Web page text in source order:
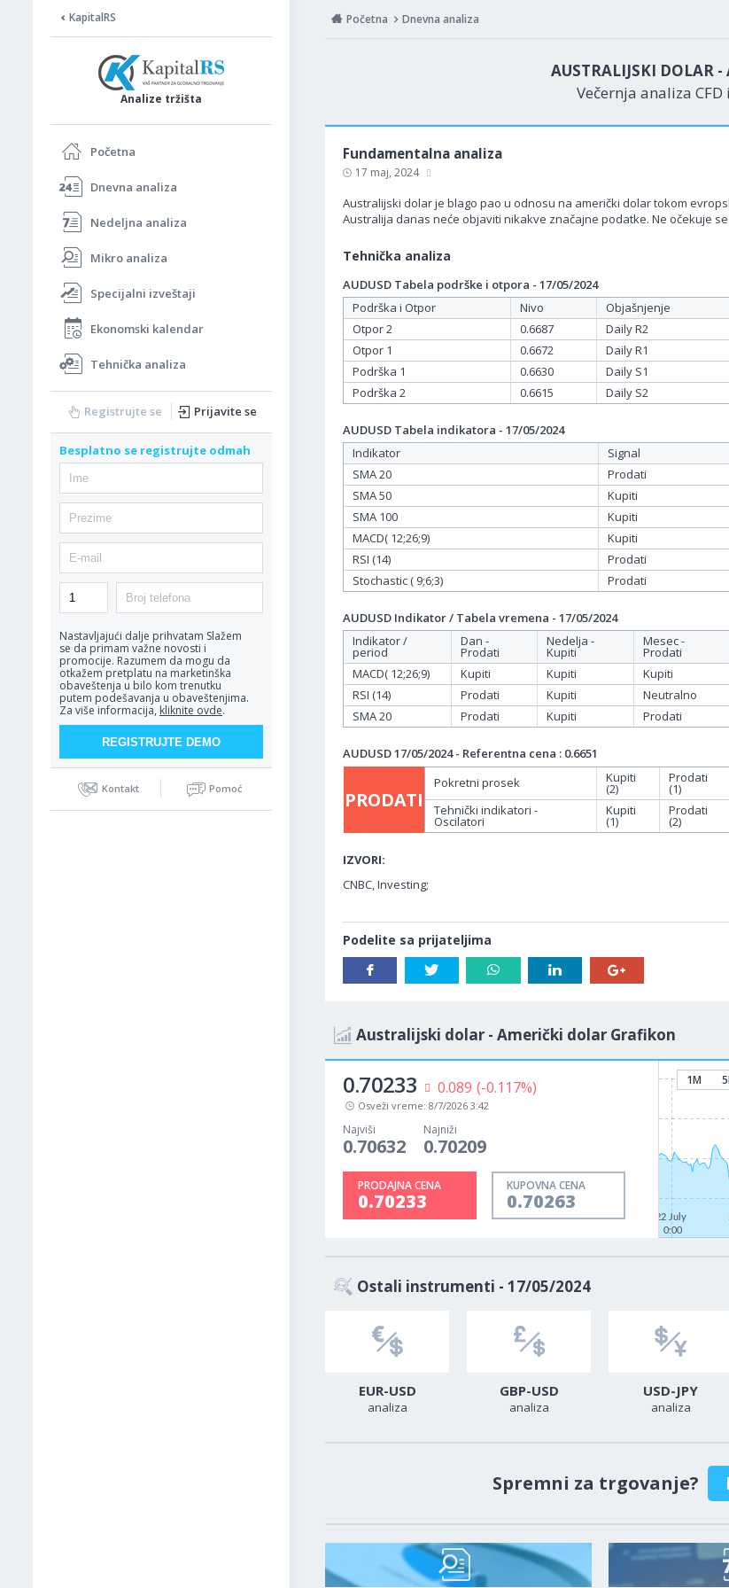
KapitalRS
Analize tržišta
Početna
Dnevna analiza
Nedeljna analiza
Mikro analiza
Specijalni izveštaji
Ekonomski kalendar
Tehnička analiza
Registrujte se Prijavite se
Besplatno se registrujte odmah
Nastavljajući dalje prihvatam Slažem
se da primam važne novosti i
promocije. Razumem da mogu da
otkažem pretplatu na marketinška
obaveštenja u bilo kom trenutku
putem podešavanja u obaveštenjima.
Za više informacija, kliknite ovde.
Kontakt Pomoć
Početna Dnevna analiza
AUSTRALIJSKI DOLAR
Večernja analiza
Fundamentalna analiza
17 maj, 2024
Australijski dolar je blago pao u odnosu na američki dolar tokom
Australija danas neće objaviti nikakve značajne podatke. Ne očekuje
Tehnička analiza
AUDUSD Tabela podrške i otpora - 17/05/2024
Podrška i Otpor
Nivo
Objašnjenje
Otpor 2
0.6687
Daily R2
Otpor 1
0.6672
Daily R1
Podrška 1
0.6630
Daily S1
Podrška 2
0.6615 Daily S2
AUDUSD Tabela indikatora - 17/05/2024
Indikator
Signal
SMA 20
Prodati
SMA 50
Kupiti
SMA 100
Kupiti
MACD( 12;26;9)
Kupiti
RSI (14)
Prodati
Stochastic ( 9;6;3)
Prodati
AUDUSD Indikator / Tabela vremena - 17/05/2024
Indikator /
period
Dan -
Prodati
Nedelja -
Kupiti
Mesec -
Prodati
MACD( 12;26;9)
Kupiti Kupiti
Kupiti
RSI (14)
Prodati Kupiti
Neutralno
SMA 20
Prodati Kupiti Prodati
AUDUSD 17/05/2024 - Referentna cena : 0.6651
PRODATI
Pokretni prosek Kupiti
(2)
Prodati
(1)
Tehnički indikatori -
Oscilatori
Kupiti
(1)
Prodati
(2)
IZVORI:
CNBC, Investing;
Podelite sa prijateljima
Australijski dolar - Američki dolar Grafikon
0.70232 0.090 (-0.118%)
Osveži vreme: 8/7/2026 3:42
Najviši
0.70632
Najniži
0.70209
PRODAJNA CENA
0.70232
KUPOVNA CENA
0.70262
1M
22 July
0:00
Ostali instrumenti - 17/05/2024
EUR-USD
analiza
GBP-USD
analiza
USD-JPY
analiza
Spremni za trgovanje?